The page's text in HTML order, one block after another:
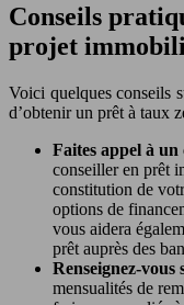
Conseils
projet
Voici quelques conseils
d’obtenir un prêt à taux
Faites appel à
conseiller en prêt
constitution de
options de
vous aidera
prêt auprès des
Renseignez-vous
mensualités de